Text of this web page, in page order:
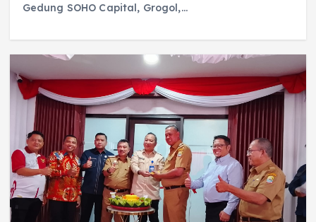
Gedung SOHO Capital, Grogol,…